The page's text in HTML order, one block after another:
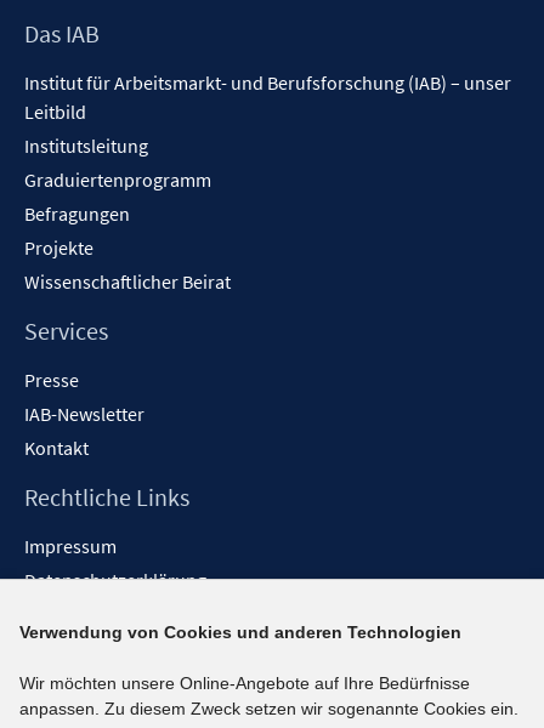
Footer
Das IAB
Institut für Arbeitsmarkt- und Berufsforschung (IAB) – unser
Leitbild
Institutsleitung
Graduiertenprogramm
Befragungen
Projekte
Wissenschaftlicher Beirat
Services
Presse
IAB-Newsletter
Kontakt
Rechtliche Links
Impressum
Datenschutzerklärung
Barrieren melden
Social-Media-Kanäle
Verwendung von Cookies und anderen Technologien
Wir möchten unsere Online-Angebote auf Ihre Bedürfnisse
anpassen. Zu diesem Zweck setzen wir sogenannte Cookies ein.